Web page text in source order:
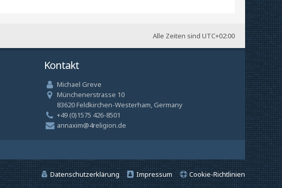
Alle Zeiten sind UTC+02:00
Kontakt
Michael Greve
Münchenerstrasse 10
83620 Feldkirchen-Westerham, Germany
+49 (0)1575 426-8501
annaxim@4religion.de
Cookie-Richtlinien
Impressum
Datenschutzerklärung